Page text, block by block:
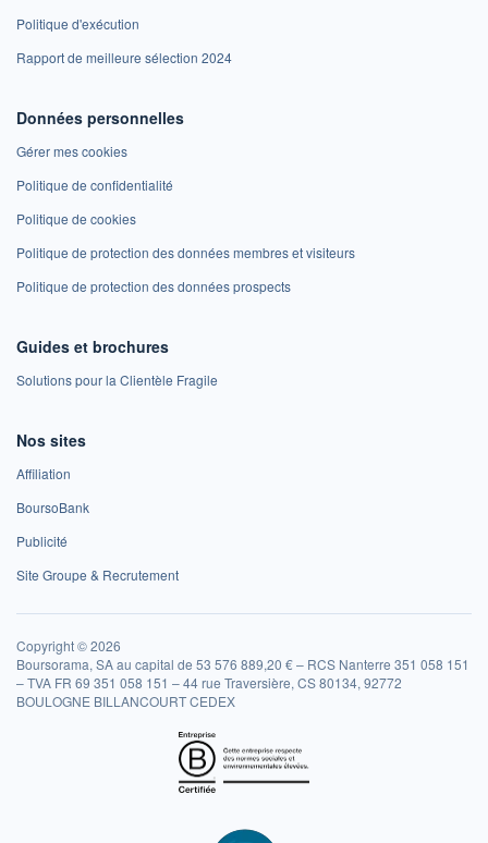
Politique d'exécution
Rapport de meilleure sélection 2024
Données personnelles
Gérer mes cookies
Politique de confidentialité
Politique de cookies
Politique de protection des données membres et visiteurs
Politique de protection des données prospects
Guides et brochures
Solutions pour la Clientèle Fragile
Nos sites
Affiliation
BoursoBank
Publicité
Site Groupe & Recrutement
Copyright © 2026
Boursorama, SA au capital de 53 576 889,20 € – RCS Nanterre 351 058 151
– TVA FR 69 351 058 151 – 44 rue Traversière, CS 80134, 92772
BOULOGNE BILLANCOURT CEDEX